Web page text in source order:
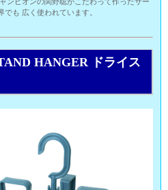
も 広く使われています。
HANGER ドライス